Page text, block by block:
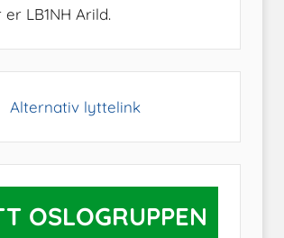
LB1NH Arild.
Alternativ lyttelink
OSLOGRUPPEN